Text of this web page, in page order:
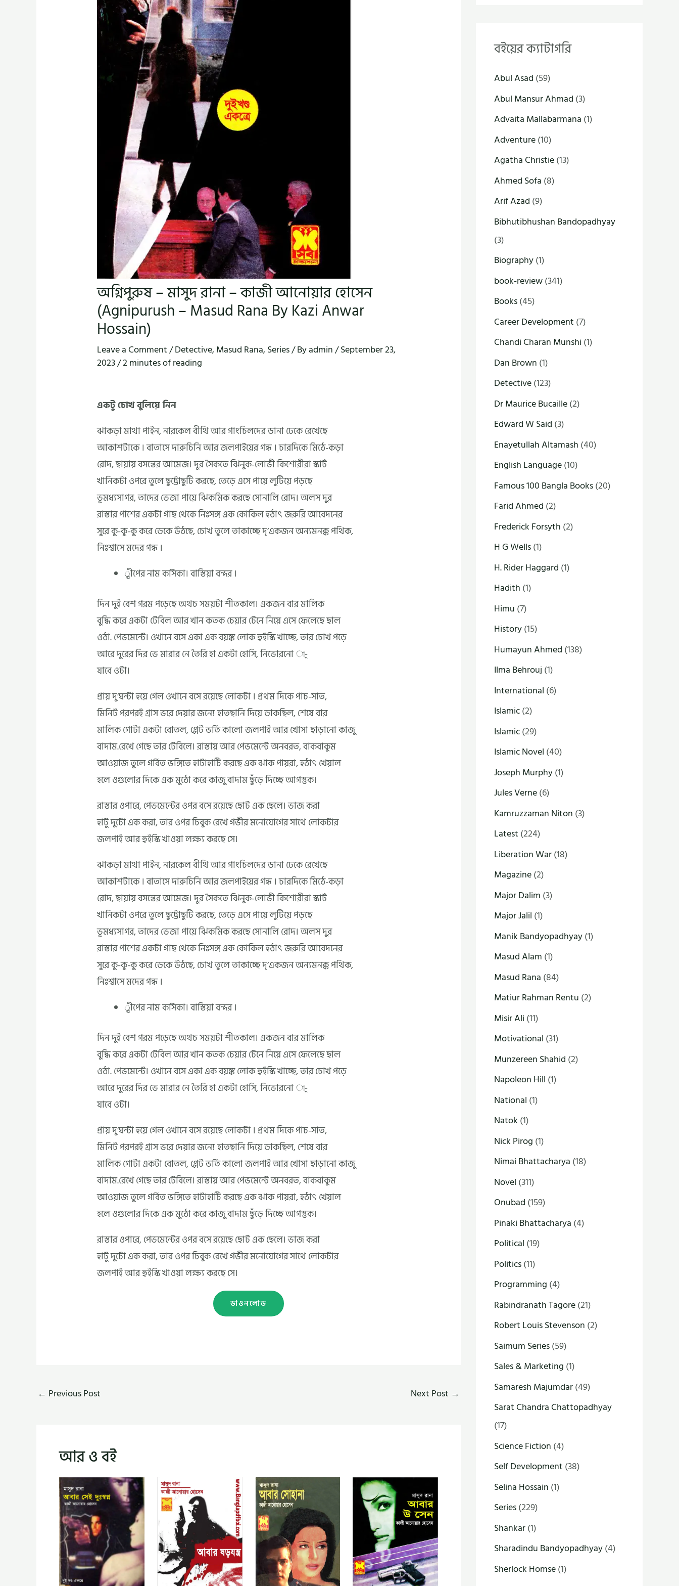
অগ্নিপুরুষ – মাসুদ রানা – কাজী আনোয়ার হোসেন
(Agnipurush – Masud Rana By Kazi Anwar
Hossain)
Leave a Comment/Detective,Masud Rana,Series/ Byadmin/September 23,
2023/2 minutes of reading
একটু চোখ বুলিয়ে নিন
ঝাকড়া মাথা পাইন, নারকেল বীথি আর গাংচিলদের ডানা ঢেকে রেখেছে
আকাশটাকে । বাতাসে দারুচিনি আর জলপাইয়ের গন্ধ । চারদিকে মিঠে-কড়া
রোদ, ছায়ায় বসন্তের আমেজ। দূর সৈকতে ঝিনুক-লোভী কিশোরীরা স্কার্ট
খানিকটা ওপরে তুলে ছুট্টোছুটি করছে, তেড়ে এসে পায়ে লুটিয়ে পড়ছে
ভূমধ্যসাগর, তাদের ভেজা পায়ে ঝিকমিক করছে সোনালি রোদ। অলস দুুর
রাস্তার পাশের একটা গাছ থেকে নিঃসঙ্গ এক কোকিল হঠাৎ জরুরি আবেদনের
সুরে কু-কু-কু করে ডেকে উঠছে, চোখ তুলে তাকাচ্ছে দৃ’একজন অন্যমনক্ক পথিক,
নিঃশ্বাসে মদের গন্ধ ।
্বীপের নাম কর্সিকা। বাস্তিয়া বন্দর ।
দিন দুই বেশ গরম পড়েছে অথচ সময়টা শীতকাল। একজন বার মালিক
বুদ্ধি করে একটা টেবিল আর খান কতক চেয়ার টেনে নিয়ে এসে ফেলেছে ছাল
ওঠা. পেভমেন্টে। ওখানে বসে একা এক বয়ঙ্ক লোক হুইস্কি খাচ্ছে, তার চোখ পড়ে
আরে দুরের দির ভে মারার নে তৈরি হা একটা হোসি, নিভোরনো া-়্
যাবে ওটা।
প্রায় দু’ঘন্টা হয়ে গেল ওখানে বসে রয়েছে লোকটা । প্রথম দিকে পাচ-সাত,
মিনিট পরপরই গ্রাস ভরে দেয়ার জন্যে হাতছানি দিয়ে ডাকছিল, শেষে বার
মালিক গোটা একটা বোতল, প্লেট ভর্তি কালো জলপাই আর খোসা ছাড়ানো কাজু
বাদাম.রেখে গেছে তার টেবিলে। রাস্তায় আর পেভমেন্টে অনবরত, বাকবাকুম
আওয়াজ তুলে গর্বিত ভঙ্গিতে হাটাহাটি করছে এক ঝাক পায়রা, হঠাৎ খেয়াল
হলে ওগুলোর দিকে এক মুঠো করে কাজু বাদাম ছুঁড়ে দিচ্ছে আগস্তুক।
রাস্তার ওপারে, পেভমেন্টের ওপর বসে রয়েছে ছোট এক ছেলে। ভাজ করা
হাটু দুটো এক করা, তার ওপর চিবুক রেখে গভীর মনোযোগের সাথে লোকটার
জলপাই আর হুইস্কি খাওয়া লক্ষ্য করছে সে।
ঝাকড়া মাথা পাইন, নারকেল বীথি আর গাংচিলদের ডানা ঢেকে রেখেছে
আকাশটাকে । বাতাসে দারুচিনি আর জলপাইয়ের গন্ধ । চারদিকে মিঠে-কড়া
রোদ, ছায়ায় বসন্তের আমেজ। দূর সৈকতে ঝিনুক-লোভী কিশোরীরা স্কার্ট
খানিকটা ওপরে তুলে ছুট্টোছুটি করছে, তেড়ে এসে পায়ে লুটিয়ে পড়ছে
ভূমধ্যসাগর, তাদের ভেজা পায়ে ঝিকমিক করছে সোনালি রোদ। অলস দুুর
রাস্তার পাশের একটা গাছ থেকে নিঃসঙ্গ এক কোকিল হঠাৎ জরুরি আবেদনের
সুরে কু-কু-কু করে ডেকে উঠছে, চোখ তুলে তাকাচ্ছে দৃ’একজন অন্যমনক্ক পথিক,
নিঃশ্বাসে মদের গন্ধ ।
্বীপের নাম কর্সিকা। বাস্তিয়া বন্দর ।
দিন দুই বেশ গরম পড়েছে অথচ সময়টা শীতকাল। একজন বার মালিক
বুদ্ধি করে একটা টেবিল আর খান কতক চেয়ার টেনে নিয়ে এসে ফেলেছে ছাল
ওঠা. পেভমেন্টে। ওখানে বসে একা এক বয়ঙ্ক লোক হুইস্কি খাচ্ছে, তার চোখ পড়ে
আরে দুরের দির ভে মারার নে তৈরি হা একটা হোসি, নিভোরনো া-়্
যাবে ওটা।
প্রায় দু’ঘন্টা হয়ে গেল ওখানে বসে রয়েছে লোকটা । প্রথম দিকে পাচ-সাত,
মিনিট পরপরই গ্রাস ভরে দেয়ার জন্যে হাতছানি দিয়ে ডাকছিল, শেষে বার
মালিক গোটা একটা বোতল, প্লেট ভর্তি কালো জলপাই আর খোসা ছাড়ানো কাজু
বাদাম.রেখে গেছে তার টেবিলে। রাস্তায় আর পেভমেন্টে অনবরত, বাকবাকুম
আওয়াজ তুলে গর্বিত ভঙ্গিতে হাটাহাটি করছে এক ঝাক পায়রা, হঠাৎ খেয়াল
হলে ওগুলোর দিকে এক মুঠো করে কাজু বাদাম ছুঁড়ে দিচ্ছে আগস্তুক।
রাস্তার ওপারে, পেভমেন্টের ওপর বসে রয়েছে ছোট এক ছেলে। ভাজ করা
হাটু দুটো এক করা, তার ওপর চিবুক রেখে গভীর মনোযোগের সাথে লোকটার
জলপাই আর হুইস্কি খাওয়া লক্ষ্য করছে সে।
ডাওনলোড
← Previous Post Next Post →
আর ও বই
বইয়ের ক্যাটাগরি
Abul Asad (59)
Abul Mansur Ahmad (3)
Advaita Mallabarmana (1)
Adventure(10)
Agatha Christie(13)
Ahmed Sofa (8)
Arif Azad (9)
Bibhutibhushan Bandopadhyay
(3)
Biography(1)
book-review(341)
Books(45)
Career Development (7)
Chandi Charan Munshi (1)
Dan Brown (1)
Detective(123)
Dr Maurice Bucaille(2)
Edward W Said (3)
Enayetullah Altamash (40)
English Language(10)
Famous 100 Bangla Books(20)
Farid Ahmed (2)
Frederick Forsyth (2)
H G Wells(1)
H. Rider Haggard (1)
Hadith (1)
Himu (7)
History(15)
Humayun Ahmed (138)
Ilma Behrouj (1)
International (6)
Islamic(2)
Islamic(29)
Islamic Novel (40)
Joseph Murphy(1)
Jules Verne(6)
Kamruzzaman Niton (3)
Latest (224)
Liberation War(18)
Magazine(2)
Major Dalim (3)
Major Jalil (1)
Manik Bandyopadhyay(1)
Masud Alam (1)
Masud Rana (84)
Matiur Rahman Rentu (2)
Misir Ali (11)
Motivational (31)
Munzereen Shahid (2)
Napoleon Hill (1)
National (1)
Natok (1)
Nick Pirog (1)
Nimai Bhattacharya (18)
Novel (311)
Onubad (159)
Pinaki Bhattacharya (4)
Political (19)
Politics(11)
Programming (4)
Rabindranath Tagore(21)
Robert Louis Stevenson (2)
Saimum Series(59)
Sales & Marketing (1)
Samaresh Majumdar(49)
Sarat Chandra Chattopadhyay
(17)
Science Fiction (4)
Self Development (38)
Selina Hossain (1)
Series(229)
Shankar(1)
Sharadindu Bandyopadhyay(4)
Sherlock Homse(1)